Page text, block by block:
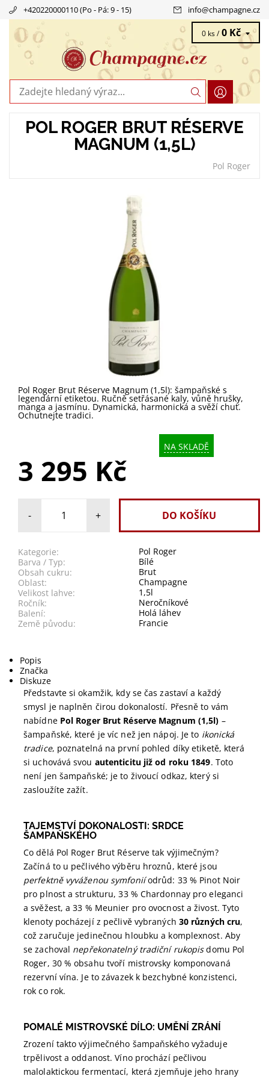
+420220000110 (Po - Pá: 9 - 15) info@champagne.cz
0 ks / 0 Kč
POL ROGER BRUT RÉSERVE
MAGNUM (1,5L)
Pol Roger
Pol Roger Brut Réserve Magnum (1,5l): šampaňské s
legendární etiketou. Ručně setřásané kaly, vůně hrušky,
manga a jasmínu. Dynamická, harmonická a svěží chuť.
Ochutnejte tradici.
NA SKLADĚ
3 295 Kč
- +
Kategorie:
Pol Roger
Barva / Typ:
Bílé
Obsah cukru:
Brut
Oblast:
Champagne
Velikost lahve:
1,5l
Ročník:
Neročníkové
Balení:
Holá láhev
Země původu:
Francie
Popis
Značka
Diskuze
Představte si okamžik, kdy se čas zastaví a každý
smysl je naplněn čirou dokonalostí. Přesně to vám
nabídne Pol Roger Brut Réserve Magnum (1,5l) –
šampaňské, které je víc než jen nápoj. Je to ikonická
tradice, poznatelná na první pohled díky etiketě, která
si uchovává svou autenticitu již od roku 1849. Toto
není jen šampaňské; je to živoucí odkaz, který si
zasloužíte zažít.
TAJEMSTVÍ DOKONALOSTI: SRDCE
ŠAMPAŇSKÉHO
Co dělá Pol Roger Brut Réserve tak výjimečným?
Začíná to u pečlivého výběru hroznů, které jsou
perfektně vyváženou symfoniíodrůd: 33 % Pinot Noir
pro plnost a strukturu, 33 % Chardonnay pro eleganci
a svěžest, a 33 % Meunier pro ovocnost a živost. Tyto
klenoty pocházejí z pečlivě vybraných 30 různých cru,
což zaručuje jedinečnou hloubku a komplexnost. Aby
se zachoval nepřekonatelný tradiční rukopisdomu Pol
Roger, 30 % obsahu tvoří mistrovsky komponovaná
rezervní vína. Je to závazek k bezchybné konzistenci,
rok co rok.
POMALÉ MISTROVSKÉ DÍLO: UMĚNÍ ZRÁNÍ
Zrození takto výjimečného šampaňského vyžaduje
trpělivost a oddanost. Víno prochází pečlivou
malolaktickou fermentací, která zjemňuje jeho hrany